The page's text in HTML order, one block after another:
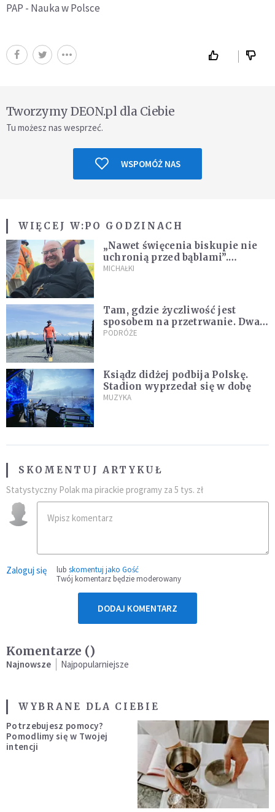
PAP - Nauka w Polsce
Tworzymy DEON.pl dla Ciebie
Tu możesz nas wesprzeć.
WSPOMÓŻ NAS
WIĘCEJ W:PO GODZINACH
„Nawet święcenia biskupie nie
uchronią przed bąblami”.
Archidiecezja pokazała
MICHAŁKI
Tam, gdzie życzliwość jest
sposobem na przetrwanie. Dwa
tygodnie na Alasce [REPORTAŻ]
PODRÓŻE
Ksiądz didżej podbija Polskę.
Stadion wyprzedał się w dobę
MUZYKA
SKOMENTUJ ARTYKUŁ
Statystyczny Polak ma pirackie programy za 5 tys. zł
Zaloguj się lub skomentuj jako Gość
Twój komentarz będzie moderowany
DODAJ KOMENTARZ
Komentarze ()
Najnowsze Najpopularniejsze
WYBRANE DLA CIEBIE
Potrzebujesz pomocy?
Pomodlimy się w Twojej
intencji